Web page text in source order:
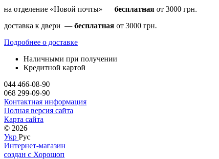
на отделение «Новой почты» — бесплатная от 3000 грн.
доставка к двери — бесплатная от 3000 грн.
Подробнее о доставке
Наличными при получении
Кредитной картой
044 466-08-90
068 299-09-90
Контактная информация
Полная версия сайта
Карта сайта
© 2026
Укр Рус
Интернет-магазин
создан с Хорошоп